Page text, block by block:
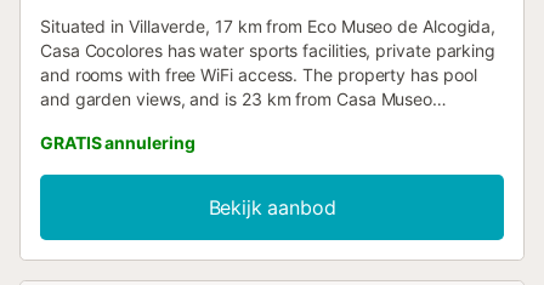
Situated in Villaverde, 17 km from Eco Museo de Alcogida,
Casa Cocolores has water sports facilities, private parking
and rooms with free WiFi access. The property has pool
and garden views, and is 23 km from Casa Museo
GRATIS annulering
Bekijk aanbod